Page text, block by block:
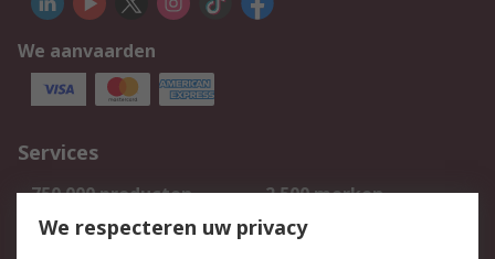
We aanvaarden
Services
750.000 producten
2.500 merken
Bestellen
Inkoopoplossingen
We respecteren uw privacy